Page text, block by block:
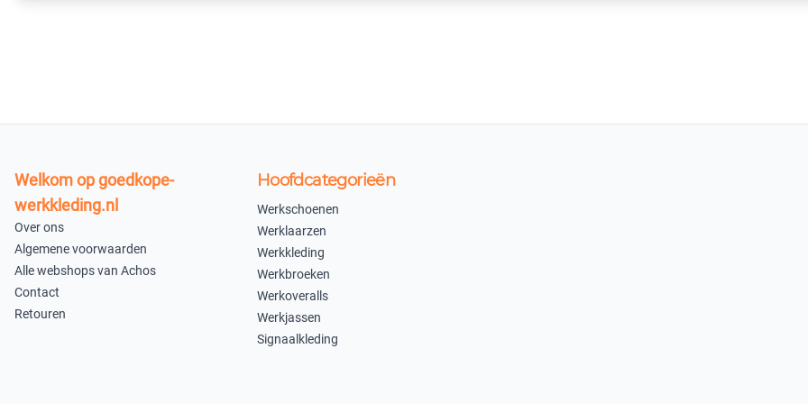
Welkom op goedkope-
werkkleding.nl
Over ons
Algemene voorwaarden
Alle webshops van Achos
Contact
Retouren
Hoofdcategorieën
Werkschoenen
Werklaarzen
Werkkleding
Werkbroeken
Werkoveralls
Werkjassen
Signaalkleding